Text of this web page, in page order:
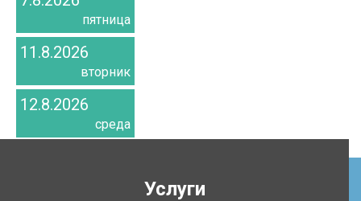
пятница
11.8.2026
вторник
12.8.2026
среда
Услуги